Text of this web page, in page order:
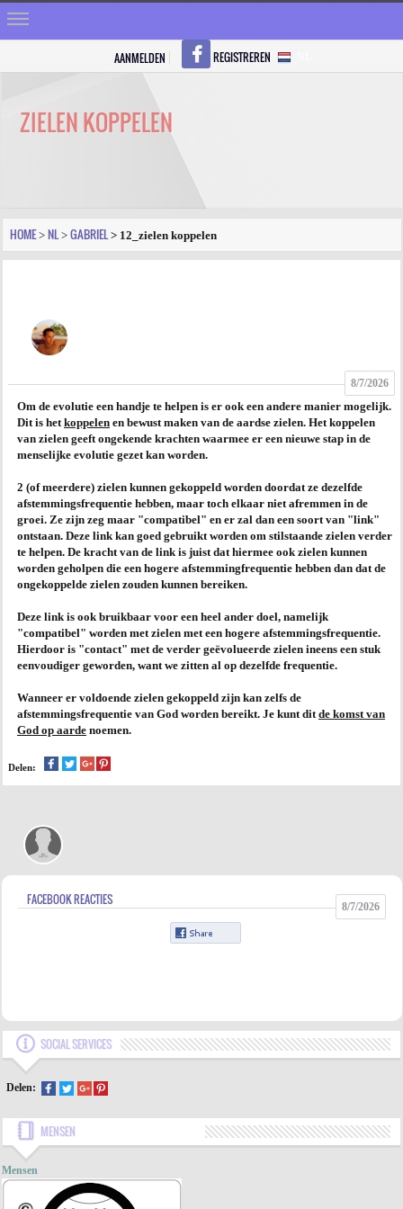
VRAGEN
FOTO
AGENDA
AANMELDEN REGISTREREN
ZIELEN KOPPELEN
HOME > NL > GABRIEL> 12_zielen koppelen
8/7/2026
Om de evolutie een handje te helpen is er ook een andere manier mogelijk.
Dit is hetkoppelen en bewust maken van de aardse zielen. Het koppelen
van zielen geeft ongekende krachten waarmee er een nieuwe stap in de
menselijke evolutie gezet kan worden.
2 (of meerdere) zielen kunnen gekoppeld worden doordat ze dezelfde
afstemmingsfrequentie hebben, maar toch elkaar niet afremmen in de
groei. Ze zijn zeg maar "compatibel" en er zal dan een soort van "link"
ontstaan. Deze link kan goed gebruikt worden om stilstaande zielen verder
te helpen. De kracht van de link is juist dat hiermee ook zielen kunnen
worden geholpen die een hogere afstemmingfrequentie hebben dan dat de
ongekoppelde zielen zouden kunnen bereiken.
Deze link is ook bruikbaar voor een heel ander doel, namelijk
"compatibel" worden met zielen met een hogere afstemmingsfrequentie.
Hierdoor is "contact" met de verder geëvolueerde zielen ineens een stuk
eenvoudiger geworden, want we zitten al op dezelfde frequentie.
Wanneer er voldoende zielen gekoppeld zijn kan zelfs de
afstemmingsfrequentie van God worden bereikt. Je kunt ditde komst van
God op aarde noemen.
Delen:
FACEBOOK REACTIES 8/7/2026
SOCIAL SERVICES
Delen:
MENSEN
Mensen